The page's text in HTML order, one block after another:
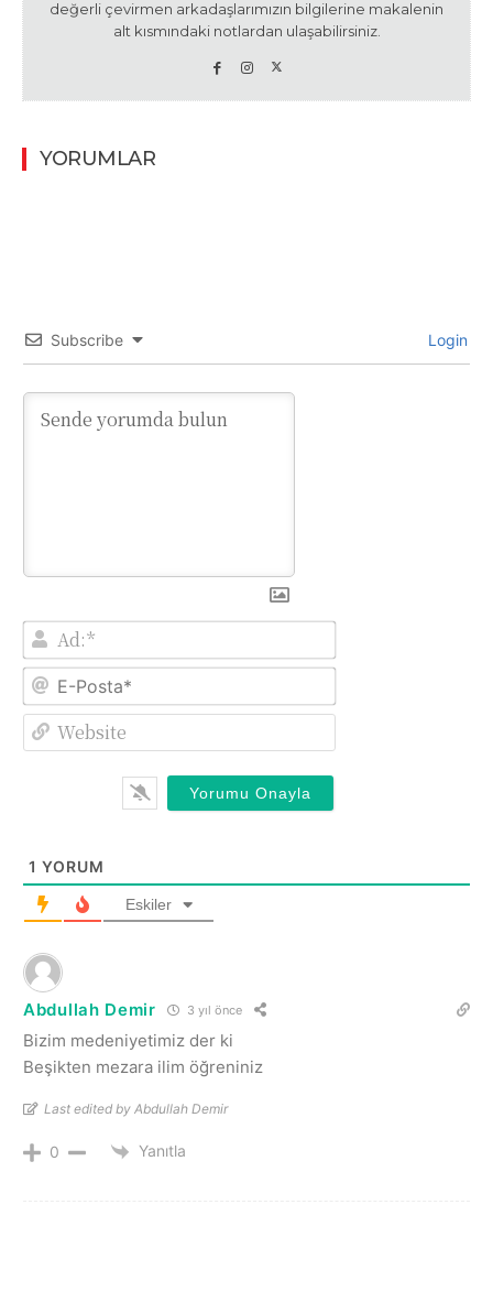
değerli çevirmen arkadaşlarımızın bilgilerine makalenin
alt kısmındaki notlardan ulaşabilirsiniz.
YORUMLAR
Subscribe Login
Ad:*
E-
1 YORUM
Eskiler
Abdullah Demir 3 yıl önce
Bizim medeniyetimiz der ki
Beşikten mezara ilim öğreniniz
Last edited by Abdullah Demir
0 Yanıtla